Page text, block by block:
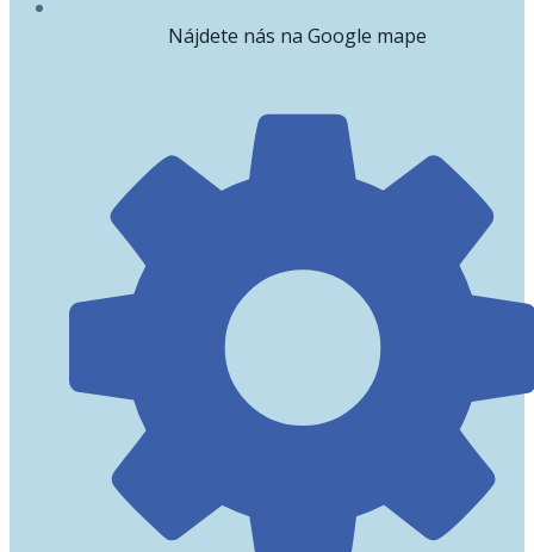
Nájdete nás na Google mape